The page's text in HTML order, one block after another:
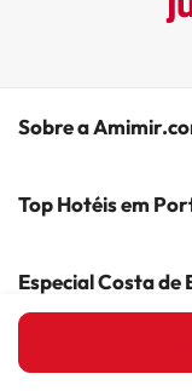
Sobre a
Quem somos?
Subscreva a nossa
Top Hotéis em
Hóteis em Lisboa
Hotéis no Porto
Hotéis em Coimbra
Especial Costa de
Destaque